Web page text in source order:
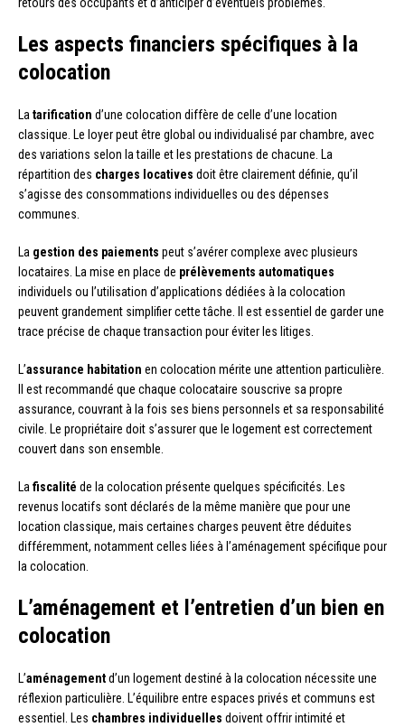
Les aspects financiers spécifiques à la
colocation
La tarification d’une colocation diffère de celle d’une location
classique. Le loyer peut être global ou individualisé par chambre, avec
des variations selon la taille et les prestations de chacune. La
répartition des charges locatives doit être clairement définie, qu’il
s’agisse des consommations individuelles ou des dépenses
communes.
La gestion des paiements peut s’avérer complexe avec plusieurs
locataires. La mise en place de prélèvements automatiques
individuels ou l’utilisation d’applications dédiées à la colocation
peuvent grandement simplifier cette tâche. Il est essentiel de garder une
trace précise de chaque transaction pour éviter les litiges.
L’assurance habitation en colocation mérite une attention particulière.
Il est recommandé que chaque colocataire souscrive sa propre
assurance, couvrant à la fois ses biens personnels et sa responsabilité
civile. Le propriétaire doit s’assurer que le logement est correctement
couvert dans son ensemble.
La fiscalité de la colocation présente quelques spécificités. Les
revenus locatifs sont déclarés de la même manière que pour une
location classique, mais certaines charges peuvent être déduites
différemment, notamment celles liées à l’aménagement spécifique pour
la colocation.
L’aménagement et l’entretien d’un bien en
colocation
L’aménagementd’un logement destiné à la colocation nécessite une
réflexion particulière. L’équilibre entre espaces privés et communs est
essentiel. Les chambres individuelles doivent offrir intimité et